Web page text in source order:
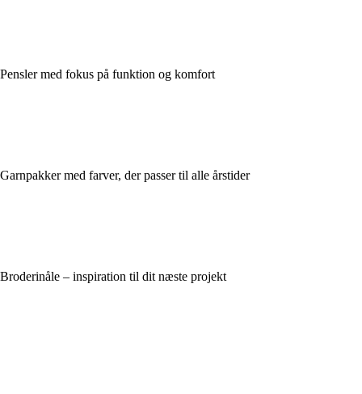
Pensler med fokus på funktion og komfort
Garnpakker med farver, der passer til alle årstider
Broderinåle – inspiration til dit næste projekt